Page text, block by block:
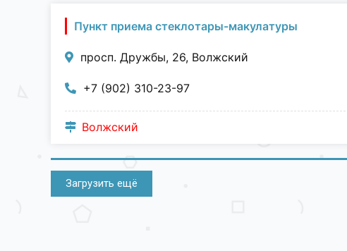
Пункт приема стеклотары-макулатуры
просп. Дружбы, 26, Волжский
+7 (902) 310-23-97
Волжский
Загрузить ещё